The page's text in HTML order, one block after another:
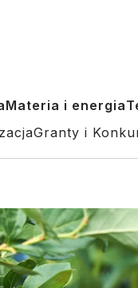
Materia i energia
Granty i